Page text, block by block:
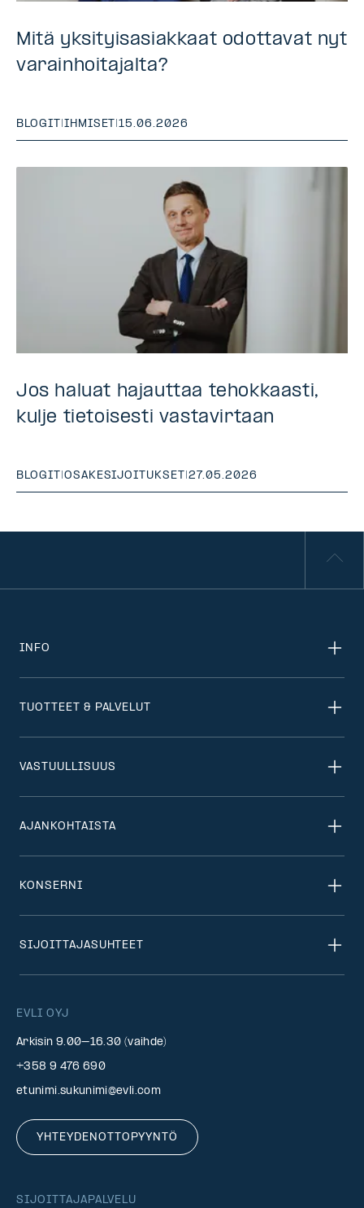
Mitä yksityisasiakkaat odottavat nyt
varainhoitajalta?
BLOGIT IHMISET |15.06.2026
Jos haluat hajauttaa tehokkaasti,
kulje tietoisesti vastavirtaan
BLOGIT |OSAKESIJOITUKSET |27.05.2026
EVLI OYJ
Arkisin 9.00–16.30 (vaihde)
+358 9 476 690
etunimi.sukunimi@evli.com
YHTEYDENOTTOPYYNTÖ
SIJOITTAJAPALVELU
INFO
TUOTTEET & PALVELUT
VASTUULLISUUS
AJANKOHTAISTA
KONSERNI
SIJOITTAJASUHTEET